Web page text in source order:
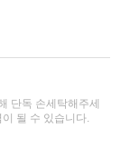
단독 손세탁해주세
될 수 있습니다.